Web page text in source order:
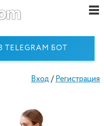
БОТ
Вход/Регистрация